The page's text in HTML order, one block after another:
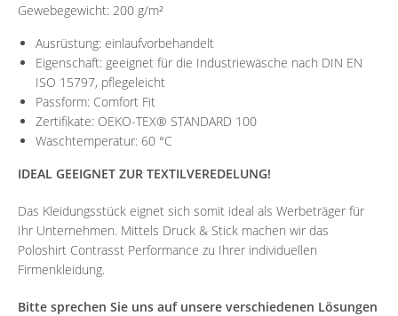
Gewebegewicht: 200 g/m²
Ausrüstung: einlaufvorbehandelt
Eigenschaft: geeignet für die Industriewäsche nach DIN EN
ISO 15797, pflegeleicht
Passform: Comfort Fit
Zertifikate: OEKO-TEX® STANDARD 100
Waschtemperatur: 60 °C
IDEAL GEEIGNET ZUR TEXTILVEREDELUNG!
Das Kleidungsstück eignet sich somit ideal als Werbeträger für
Ihr Unternehmen. Mittels Druck & Stick machen wir das
Poloshirt Contrasst Performance zu Ihrer individuellen
Firmenkleidung.
Bitte sprechen Sie uns auf unsere verschiedenen Lösungen